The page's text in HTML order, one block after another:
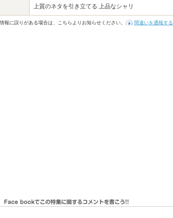
上質のネタを引き立てる 上品なシャリ
報に誤りがある場合は、こちらよりお知らせください。 間違いを通報する